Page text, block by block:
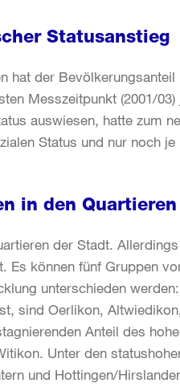
Statusanstieg
hat der
Messzeitpunkt (2001/
auswiesen, hatte zum
Status und nur noch
in den Quartieren
der Stadt.
können fünf Gruppen
unterschieden
sind Oerlikon,
Anteil des
Unter den
und Hottingen/